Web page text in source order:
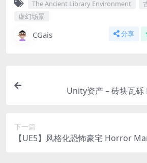
The Ancient Library Environment
虚幻场景
CGais 分享
Unity资产 – 砖块瓦
下一篇
【UE5】风格化恐怖豪宅 Horror